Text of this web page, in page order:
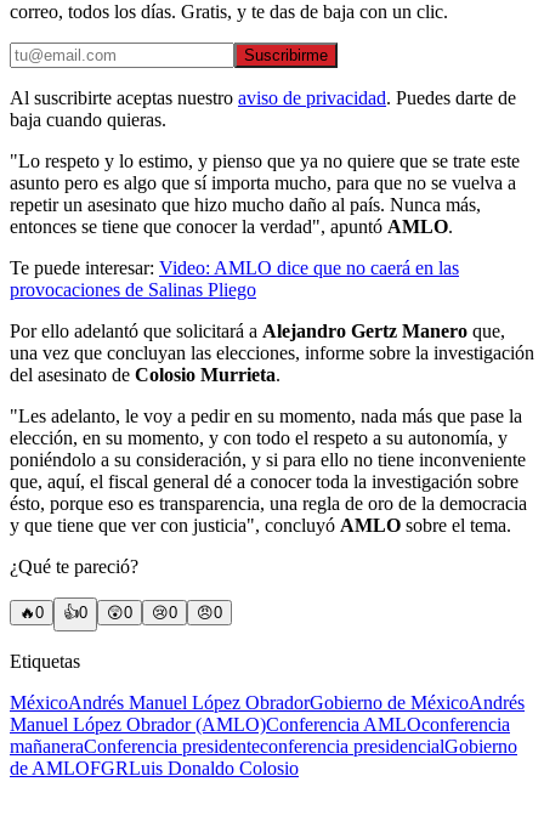
correo, todos los días. Gratis, y te das de baja con un clic.
Suscribirme
Al suscribirte aceptas nuestro aviso de privacidad. Puedes darte de
baja cuando quieras.
"Lo respeto y lo estimo, y pienso que ya no quiere que se trate este
asunto pero es algo que sí importa mucho, para que no se vuelva a
repetir un asesinato que hizo mucho daño al país. Nunca más,
entonces se tiene que conocer la verdad", apuntó AMLO.
Te puede interesar: Video: AMLO dice que no caerá en las
provocaciones de Salinas Pliego
Por ello adelantó que solicitará a Alejandro Gertz Manero que,
una vez que concluyan las elecciones, informe sobre la investigación
del asesinato de Colosio Murrieta.
"Les adelanto, le voy a pedir en su momento, nada más que pase la
elección, en su momento, y con todo el respeto a su autonomía, y
poniéndolo a su consideración, y si para ello no tiene inconveniente
que, aquí, el fiscal general dé a conocer toda la investigación sobre
ésto, porque eso es transparencia, una regla de oro de la democracia
y que tiene que ver con justicia", concluyó AMLO sobre el tema.
¿Qué te pareció?
🔥0 👍0 😲0 😢0 😠0
Etiquetas
MéxicoAndrés Manuel López ObradorGobierno de MéxicoAndrés
Manuel López Obrador (AMLO)Conferencia AMLOconferencia
mañaneraConferencia presidenteconferencia presidencialGobierno
de AMLOFGRLuis Donaldo Colosio